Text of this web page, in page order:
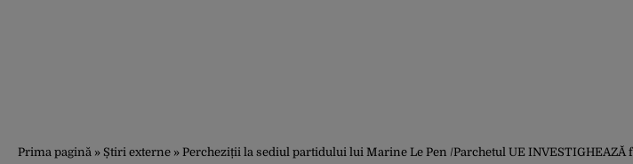
Prima pagină » Știri externe » Percheziții la sediul partidului lui Marine Le Pen /Parchetul UE